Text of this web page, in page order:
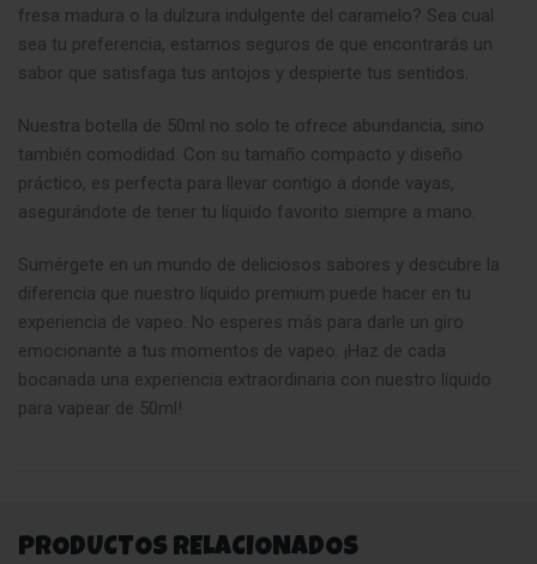
fresa madura o la dulzura indulgente del caramelo? Sea cual
sea tu preferencia, estamos seguros de que encontrarás un
sabor que satisfaga tus antojos y despierte tus sentidos.
Nuestra botella de 50ml no solo te ofrece abundancia, sino
también comodidad. Con su tamaño compacto y diseño
práctico, es perfecta para llevar contigo a donde vayas,
asegurándote de tener tu líquido favorito siempre a mano.
Sumérgete en un mundo de deliciosos sabores y descubre la
diferencia que nuestro líquido premium puede hacer en tu
experiencia de vapeo. No esperes más para darle un giro
emocionante a tus momentos de vapeo. ¡Haz de cada
bocanada una experiencia extraordinaria con nuestro líquido
para vapear de 50ml!
PRODUCTOS RELACIONADOS